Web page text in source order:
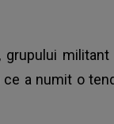
grupului
a numit o